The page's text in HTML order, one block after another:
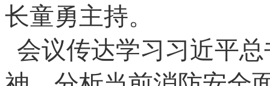
长童勇主持。
会议传达学习习近平